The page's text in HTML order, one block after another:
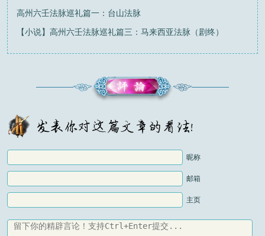
高州六壬法脉巡礼篇一：台山法脉
【小说】高州六壬法脉巡礼篇三：马来西亚法脉（剧终）
昵称
邮箱
主页